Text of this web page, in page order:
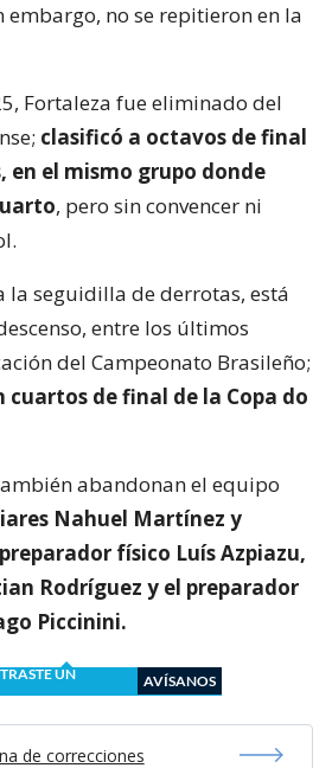
embargo, no se repitieron en la
Fortaleza fue eliminado del
clasificó a octavos de final
en el mismo grupo donde
, pero sin convencer ni
la seguidilla de derrotas, está
entre los últimos
del Campeonato Brasileño;
de final de la Copa do
abandonan el equipo
Nahuel Martínez y
físico Luís Azpiazu,
Rodríguez y el preparador
Piccinini.
UN
AVÍSANOS
de correcciones